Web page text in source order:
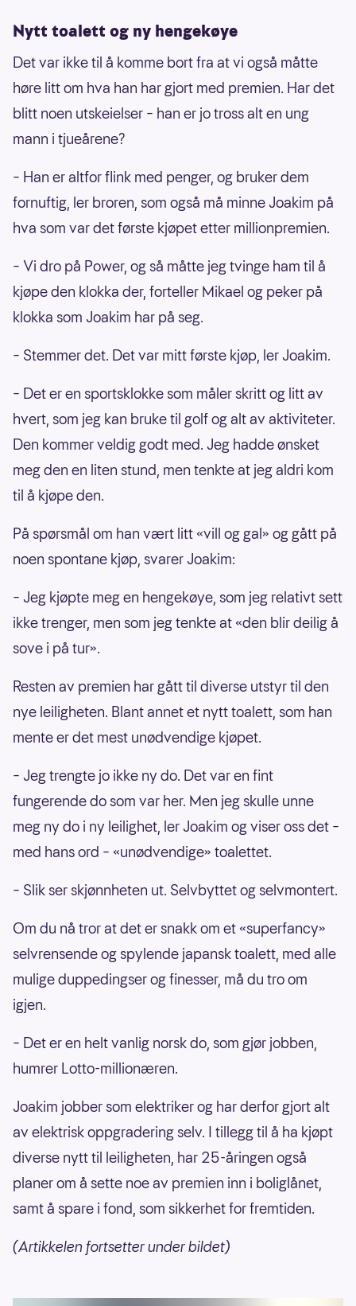
Nytt toalett og ny hengekøye
Det var ikke til å komme bort fra at vi også måtte
høre litt om hva han har gjort med premien. Har det
blitt noen utskeielser – han er jo tross alt en ung
mann i tjueårene?
– Han er altfor flink med penger, og bruker dem
fornuftig, ler broren, som også må minne Joakim på
hva som var det første kjøpet etter millionpremien.
– Vi dro på Power, og så måtte jeg tvinge ham til å
kjøpe den klokka der, forteller Mikael og peker på
klokka som Joakim har på seg.
– Stemmer det. Det var mitt første kjøp, ler Joakim.
– Det er en sportsklokke som måler skritt og litt av
hvert, som jeg kan bruke til golf og alt av aktiviteter.
Den kommer veldig godt med. Jeg hadde ønsket
meg den en liten stund, men tenkte at jeg aldri kom
til å kjøpe den.
På spørsmål om han vært litt «vill og gal» og gått på
noen spontane kjøp, svarer Joakim:
– Jeg kjøpte meg en hengekøye, som jeg relativt sett
ikke trenger, men som jeg tenkte at «den blir deilig å
sove i på tur».
Resten av premien har gått til diverse utstyr til den
nye leiligheten. Blant annet et nytt toalett, som han
mente er det mest unødvendige kjøpet.
– Jeg trengte jo ikke ny do. Det var en fint
fungerende do som var her. Men jeg skulle unne
meg ny do i ny leilighet, ler Joakim og viser oss det –
med hans ord – «unødvendige» toalettet.
– Slik ser skjønnheten ut. Selvbyttet og selvmontert.
Om du nå tror at det er snakk om et «superfancy»
selvrensende og spylende japansk toalett, med alle
mulige duppedingser og finesser, må du tro om
igjen.
– Det er en helt vanlig norsk do, som gjør jobben,
humrer Lotto-millionæren.
Joakim jobber som elektriker og har derfor gjort alt
av elektrisk oppgradering selv. I tillegg til å ha kjøpt
diverse nytt til leiligheten, har 25-åringen også
planer om å sette noe av premien inn i boliglånet,
samt å spare i fond, som sikkerhet for fremtiden.
(Artikkelen fortsetter under bildet)